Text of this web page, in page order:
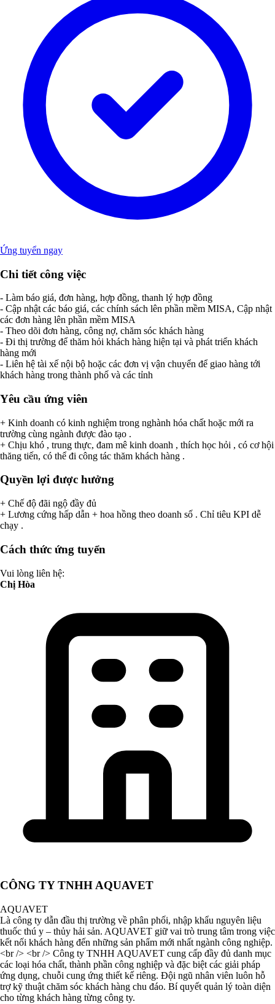
Ứng tuyển ngay
Chi tiết công việc
- Làm báo giá, đơn hàng, hợp đồng, thanh lý hợp đồng
- Cập nhật các báo giá, các chính sách lên phần mềm MISA, Cập nhật
các đơn hàng lên phần mềm MISA
- Theo dõi đơn hàng, công nợ, chăm sóc khách hàng
- Đi thị trường để thăm hỏi khách hàng hiện tại và phát triển khách
hàng mới
- Liên hệ tài xế nội bộ hoặc các đơn vị vận chuyển để giao hàng tới
khách hàng trong thành phố và các tỉnh
Yêu cầu ứng viên
+ Kinh doanh có kinh nghiệm trong nghành hóa chất hoặc mới ra
trường cùng ngành được đào tạo .
+ Chịu khó , trung thực, đam mê kinh doanh , thích học hỏi , có cơ hội
thăng tiến, có thể đi công tác thăm khách hàng .
Quyền lợi được hưởng
+ Chế độ đãi ngộ đầy đủ
+ Lương cứng hấp dẫn + hoa hồng theo doanh số . Chỉ tiêu KPI dễ
chạy .
Cách thức ứng tuyển
Vui lòng liên hệ:
Chị Hòa
CÔNG TY TNHH AQUAVET
AQUAVET
Là công ty dẫn đầu thị trường về phân phối, nhập khẩu nguyên liệu
thuốc thú y – thủy hải sản. AQUAVET giữ vai trò trung tâm trong việc
kết nối khách hàng đến những sản phẩm mới nhất ngành công nghiệp.
<br /> <br /> Công ty TNHH AQUAVET cung cấp đầy đủ danh mục
các loại hóa chất, thành phần công nghiệp và đặc biệt các giải pháp
ứng dụng, chuỗi cung ứng thiết kế riêng. Đội ngũ nhân viên luôn hỗ
trợ kỹ thuật chăm sóc khách hàng chu đáo. Bí quyết quản lý toàn diện
cho từng khách hàng từng công ty.